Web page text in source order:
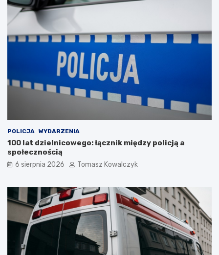
POLICJA WYDARZENIA
100 lat dzielnicowego: łącznik między policją a
społecznością
6 sierpnia 2026 Tomasz Kowalczyk